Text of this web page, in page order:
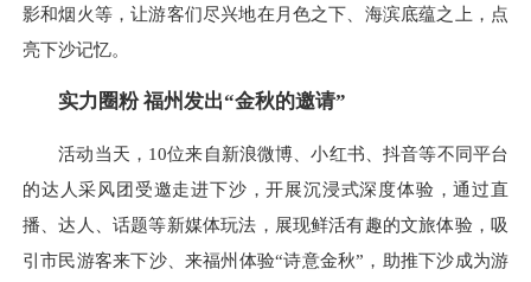
影和烟火等，让游客们尽兴地在月色之下、海滨底蕴之上，点
亮下沙记忆。
实力圈粉 福州发出“金秋的邀请”
活动当天，10位来自新浪微博、小红书、抖音等不同平台
的达人采风团受邀走进下沙，开展沉浸式深度体验，通过直
播、达人、话题等新媒体玩法，展现鲜活有趣的文旅体验，吸
引市民游客来下沙、来福州体验“诗意金秋”，助推下沙成为游